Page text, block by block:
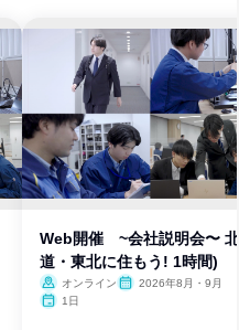
Web開催 ~会社説明会〜
道・東北に住もう! 1時間)
オンライン
2026年8月・9月
1日